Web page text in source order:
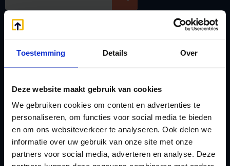
Toestemming Details Over
Deze website maakt gebruik van cookies
We gebruiken cookies om content en advertenties te
personaliseren, om functies voor social media te bieden
en om ons websiteverkeer te analyseren. Ook delen we
informatie over uw gebruik van onze site met onze
partners voor social media, adverteren en analyse. Deze
Handige links
A
Afkoop Stamrecht
Belastingdienst
doorgeven
rekeningnummer
Checklist IB 2023 (PDF)
Checklist IB 2023 (Word)
L
Lijfrente BV
Liquidatie Pensioen BV
Loonadministratie
verzorgen
M